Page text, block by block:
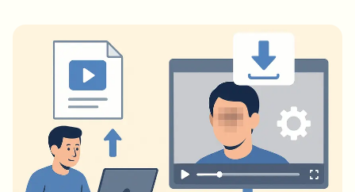
一次处理多个视频
API 和 SDK
自动化上传、任务和Webhook
联系表单
视频智能